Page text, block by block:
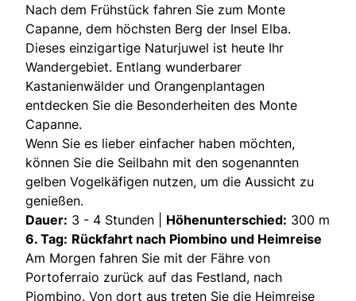
Nach dem Frühstück fahren Sie zum Monte
Capanne, dem höchsten Berg der Insel Elba.
Dieses einzigartige Naturjuwel ist heute Ihr
Wandergebiet. Entlang wunderbarer
Kastanienwälder und Orangenplantagen
entdecken Sie die Besonderheiten des Monte
Capanne.
Wenn Sie es lieber einfacher haben möchten,
können Sie die Seilbahn mit den sogenannten
gelben Vogelkäfigen nutzen, um die Aussicht zu
genießen.
Dauer: 3 - 4 Stunden | Höhenunterschied: 300 m
6. Tag: Rückfahrt nach Piombino und Heimreise
Am Morgen fahren Sie mit der Fähre von
Portoferraio zurück auf das Festland, nach
Piombino. Von dort aus treten Sie die Heimreise